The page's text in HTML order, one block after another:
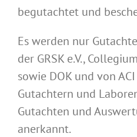
begutachtet und
Es werden nur
der GRSK e.V.,
sowie DOK und von
Gutachtern und
Gutachten und
anerkannt.